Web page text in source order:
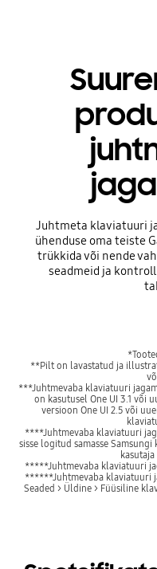
Juhtmeta klaviatuuri
ühenduse oma teiste
trükkida või nende
seadmeid ja
**Pilt on lavastatud ja
***Juhtmevaba klaviatuuri
on kasutusel One UI 3.1 või
versioon One UI 2.5 või
****Juhtmevaba klaviatuuri
sisse logitud samasse
*****Juhtmevaba klaviatuuri
******Juhtmevaba klaviatuuri
Seaded > Üldine > Füüsiline